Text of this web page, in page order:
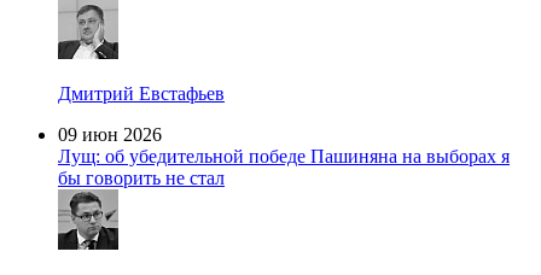
Дмитрий Евстафьев
09 июн 2026
Лущ: об убедительной победе Пашиняна на выборах я
бы говорить не стал